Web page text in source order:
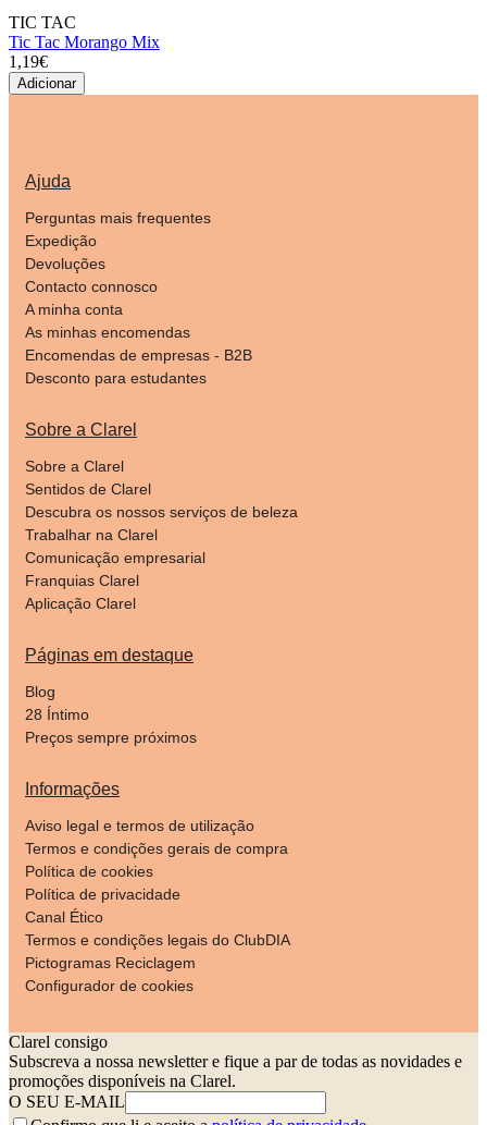
TIC TAC
Tic Tac Morango Mix
1,19€
Adicionar
Ajuda
Perguntas mais frequentes
Expedição
Devoluções
Contacto connosco
A minha conta
As minhas encomendas
Encomendas de empresas - B2B
Desconto para estudantes
Sobre a Clarel
Sobre a Clarel
Sentidos de Clarel
Descubra os nossos serviços de beleza
Trabalhar na Clarel
Comunicação empresarial
Franquias Clarel
Aplicação Clarel
Páginas em destaque
Blog
28 Íntimo
Preços sempre próximos
Informações
Aviso legal e termos de utilização
Termos e condições gerais de compra
Política de cookies
Política de privacidade
Canal Ético
Termos e condições legais do ClubDIA
Pictogramas Reciclagem
Configurador de cookies
Clarel consigo
Subscreva a nossa newsletter e fique a par de todas as novidades e
promoções disponíveis na Clarel.
O SEU E-MAIL